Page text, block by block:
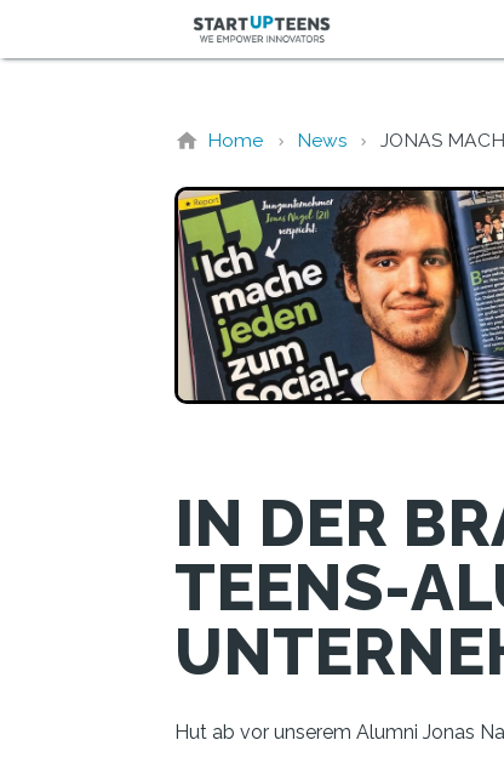
Home News JONAS
IN DER
TEENS-
Hut ab vor unserem Alumni Jonas